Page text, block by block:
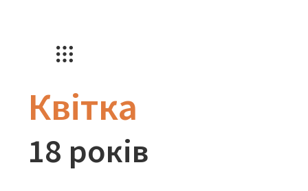
Квітка
18 років